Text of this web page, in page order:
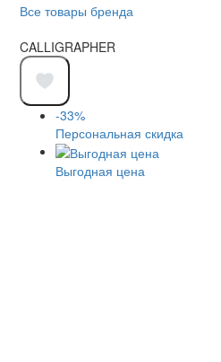
Все товары бренда
CALLIGRAPHER
-33%
Персональная скидка
Выгодная цена